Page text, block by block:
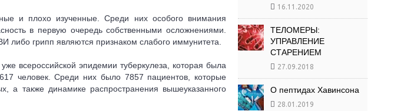
16.11.2020
ТЕЛОМЕРЫ:
УПРАВЛЕНИЕ
СТАРЕНИЕМ
27.09.2018
О пептидах Хавинсона
28.01.2019
и плохо изученные. Среди них особого внимания
в первую очередь собственными осложнениями.
грипп являются признаком слабого иммунитета.
всероссийской эпидемии туберкулеза, которая была
человек. Среди них было 7857 пациентов, которые
также динамике распространения вышеуказанного